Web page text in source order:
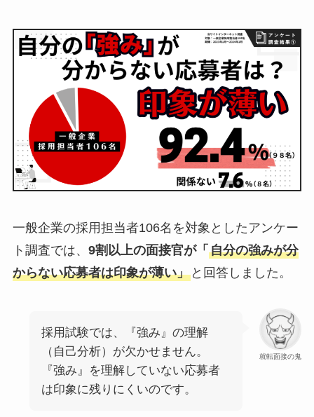
一般企業の採用担当者106名を対象としたアンケー
ト調査では、 9割以上の面接官が「 自分の強みが分
からない応募者は印象が薄い」と回答しました。
就転面接の鬼
採用試験では、『強み』の理解
（自己分析）が欠かせません。
『強み』を理解していない応募者
は印象に残りにくいのです。